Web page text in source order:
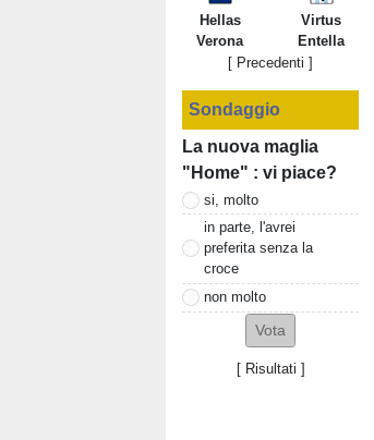
Hellas
Verona
Virtus
Entella
[ Precedenti ]
Sondaggio
La nuova maglia
"Home" : vi piace?
si, molto
in parte, l'avrei
preferita senza la
croce
non molto
[ Risultati ]